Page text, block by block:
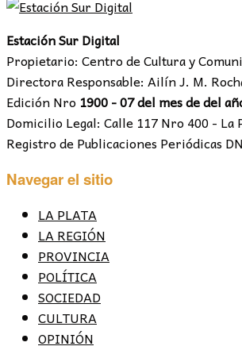
Estación Sur Digital
Propietario: Centro de Cultura y
Directora Responsable: Ailín J. M.
Edición Nro 1900 - 07 del mes de del
Domicilio Legal: Calle 117 Nro 400 - La
Registro de Publicaciones Periódicas
Navegar el sitio
LA PLATA
LA REGIÓN
PROVINCIA
POLÍTICA
SOCIEDAD
CULTURA
OPINIÓN